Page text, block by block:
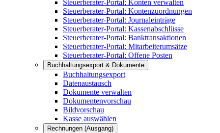
Steuerberater-Portal: Konten verwalten
Steuerberater-Portal: Kontenzuordnungen
Steuerberater-Portal: Journaleinträge
Steuerberater-Portal: Kassenabschlüsse
Steuerberater-Portal: Banktransaktionen
Steuerberater-Portal: Mitarbeiterumsätze
Steuerberater-Portal: Offene Posten
Buchhaltungsexport & Dokumente
Buchhaltungsexport
Datenaustausch
Dokumente verwalten
Dokumentenvorschau
Bildvorschau
Kasse auswählen
Rechnungen (Ausgang)